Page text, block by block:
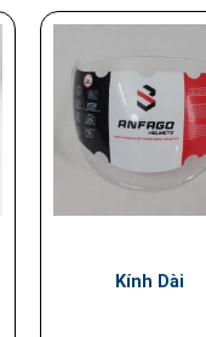
Kính Dài